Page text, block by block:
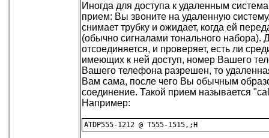
Иногда для доступа к удаленным
прием: Вы звоните на удаленную
снимает трубку и ожидает, когда ей
(обычно сигналами тонального набора).
отсоединяется, и проверяет, есть ли
имеющих к ней доступ, номер Вашего
Вашего телефона разрешен, то
Вам сама, после чего Вы обычным
соединение. Такой прием называется
Например: